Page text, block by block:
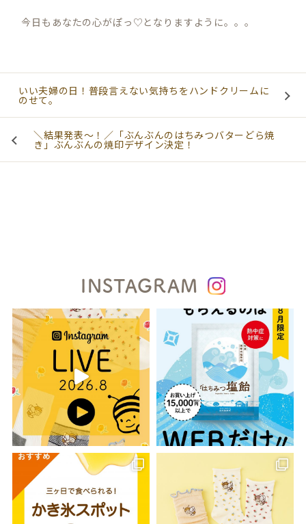
今日もあなたの心がぽっ♡となりますように。。。
いい夫婦の日！普段言えない気持ちをハンドクリームに
のせて。
＼結果発表～！／「ぶんぶんのはちみつバターどら焼
き」ぶんぶんの焼印デザイン決定！
INSTAGRAM